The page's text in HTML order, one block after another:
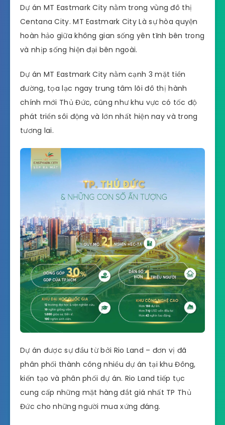
Dự án MT Eastmark City nằm trong vùng đô thị
Centana City. MT Eastmark City Là sự hòa quyện
hoàn hảo giữa không gian sống yên tĩnh bên trong
và nhịp sống hiện đại bên ngoài.
Dự án MT Eastmark City nằm cạnh 3 mặt tiền
đường, tọa lạc ngay trung tâm lõi đô thị hành
chính mới Thủ Đức, cũng như khu vực có tốc độ
phát triển sôi động và lớn nhất hiện nay và trong
tương lai.
Dự án được sự đầu từ bởi Rio Land – đơn vị đã
phân phối thành công nhiều dự án tại khu Đông,
kiến ​​tạo và phân phối dự án. Rio Land tiếp tục
cung cấp những mặt hàng đắt giá nhất TP Thủ
Đức cho những người mua xứng đáng.